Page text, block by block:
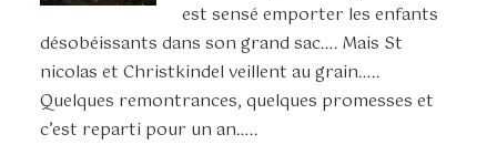
est sensé emporter les enfants
désobéissants dans son grand sac…. Mais St
nicolas et Christkindel veillent au grain…..
Quelques remontrances, quelques promesses et
c’est reparti pour un an…..